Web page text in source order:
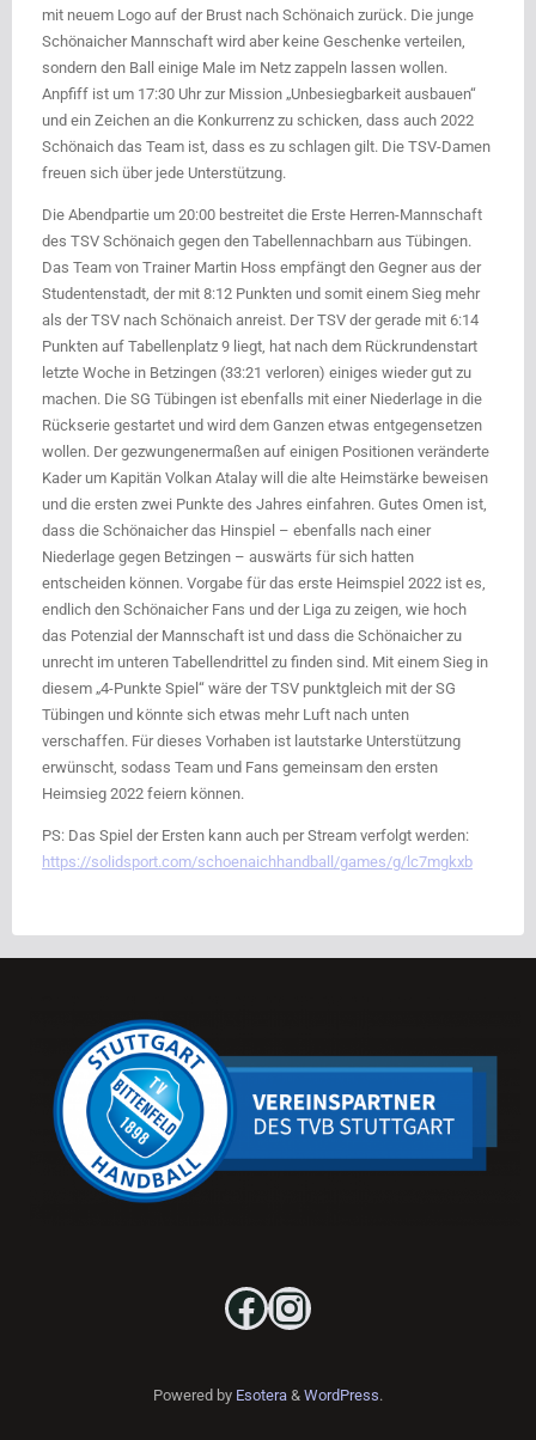
mit neuem Logo auf der Brust nach Schönaich zurück. Die junge
Schönaicher Mannschaft wird aber keine Geschenke verteilen,
sondern den Ball einige Male im Netz zappeln lassen wollen.
Anpfiff ist um 17:30 Uhr zur Mission „Unbesiegbarkeit ausbauen“
und ein Zeichen an die Konkurrenz zu schicken, dass auch 2022
Schönaich das Team ist, dass es zu schlagen gilt. Die TSV-Damen
freuen sich über jede Unterstützung.
Die Abendpartie um 20:00 bestreitet die Erste Herren-Mannschaft
des TSV Schönaich gegen den Tabellennachbarn aus Tübingen.
Das Team von Trainer Martin Hoss empfängt den Gegner aus der
Studentenstadt, der mit 8:12 Punkten und somit einem Sieg mehr
als der TSV nach Schönaich anreist. Der TSV der gerade mit 6:14
Punkten auf Tabellenplatz 9 liegt, hat nach dem Rückrundenstart
letzte Woche in Betzingen (33:21 verloren) einiges wieder gut zu
machen. Die SG Tübingen ist ebenfalls mit einer Niederlage in die
Rückserie gestartet und wird dem Ganzen etwas entgegensetzen
wollen. Der gezwungenermaßen auf einigen Positionen veränderte
Kader um Kapitän Volkan Atalay will die alte Heimstärke beweisen
und die ersten zwei Punkte des Jahres einfahren. Gutes Omen ist,
dass die Schönaicher das Hinspiel – ebenfalls nach einer
Niederlage gegen Betzingen – auswärts für sich hatten
entscheiden können. Vorgabe für das erste Heimspiel 2022 ist es,
endlich den Schönaicher Fans und der Liga zu zeigen, wie hoch
das Potenzial der Mannschaft ist und dass die Schönaicher zu
unrecht im unteren Tabellendrittel zu finden sind. Mit einem Sieg in
diesem „4-Punkte Spiel“ wäre der TSV punktgleich mit der SG
Tübingen und könnte sich etwas mehr Luft nach unten
verschaffen. Für dieses Vorhaben ist lautstarke Unterstützung
erwünscht, sodass Team und Fans gemeinsam den ersten
Heimsieg 2022 feiern können.
PS: Das Spiel der Ersten kann auch per Stream verfolgt werden:
https://solidsport.com/schoenaichhandball/games/g/lc7mgkxb
Facebook
Instagram
Powered by Esotera & WordPress.